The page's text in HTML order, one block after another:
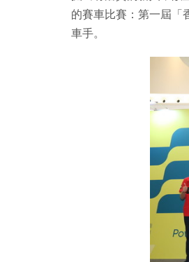
的賽車比賽：第一屆「
車手。